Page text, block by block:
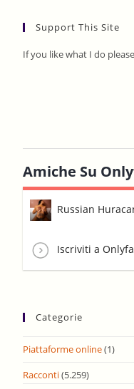
Support This Site
If you like what I do
Amiche Su
Russian
Iscriviti a
Categorie
Piattaforme online(1)
Racconti(5.259)